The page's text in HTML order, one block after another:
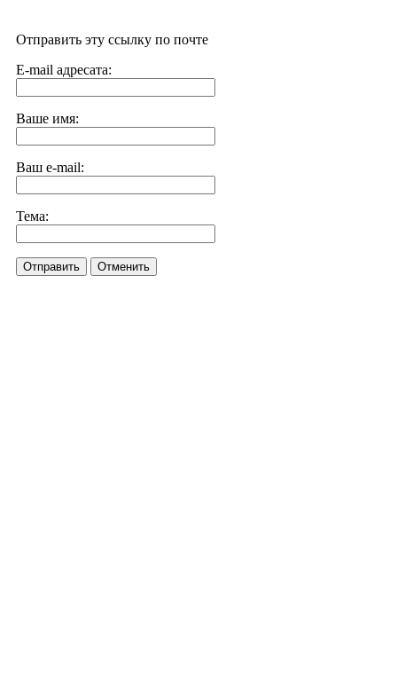
Отправить эту ссылку по почте
E-mail адресата:
Ваше имя:
Ваш e-mail:
Тема:
Отправить Отменить